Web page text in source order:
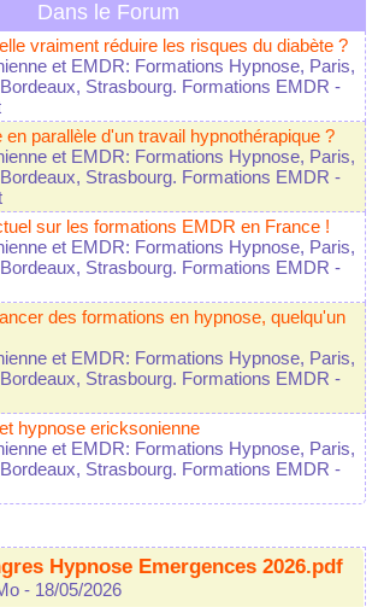
Dans le Forum
vraiment réduire les risques du diabète ?
et EMDR: Formations Hypnose, Paris,
Strasbourg. Formations EMDR -
en parallèle d'un travail hypnothérapique ?
et EMDR: Formations Hypnose, Paris,
Strasbourg. Formations EMDR -
sur les formations EMDR en France !
et EMDR: Formations Hypnose, Paris,
Strasbourg. Formations EMDR -
des formations en hypnose, quelqu'un
et EMDR: Formations Hypnose, Paris,
Strasbourg. Formations EMDR -
hypnose ericksonienne
et EMDR: Formations Hypnose, Paris,
Strasbourg. Formations EMDR -
Hypnose Emergences 2026.pdf
- 18/05/2026